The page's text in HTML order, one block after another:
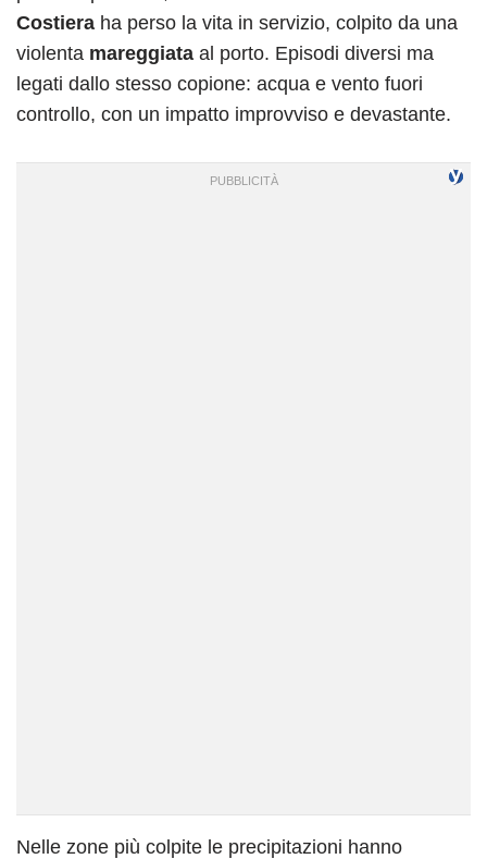
Costiera ha perso la vita in servizio, colpito da una
violenta mareggiata al porto. Episodi diversi ma
legati dallo stesso copione: acqua e vento fuori
controllo, con un impatto improvviso e devastante.
Nelle zone più colpite le precipitazioni hanno